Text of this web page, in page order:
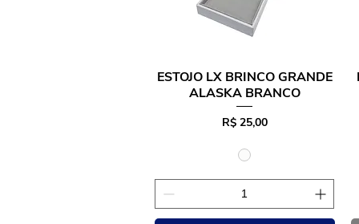
ESTOJO LX BRINCO GRANDE
ALASKA BRANCO
Preço
R$ 25,00